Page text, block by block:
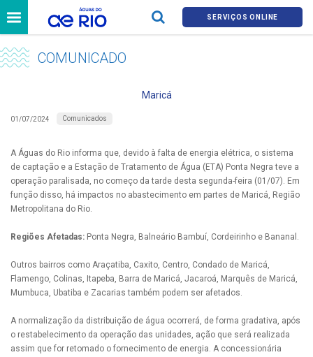
SERVIÇOS ONLINE
COMUNICADO
Maricá
01/07/2024 Comunicados
A Águas do Rio informa que, devido à falta de energia elétrica, o sistema
de captação e a Estação de Tratamento de Água (ETA) Ponta Negra teve a
operação paralisada, no começo da tarde desta segunda-feira (01/07). Em
função disso, há impactos no abastecimento em partes de Maricá, Região
Metropolitana do Rio.
Regiões Afetadas: Ponta Negra, Balneário Bambuí, Cordeirinho e Bananal.
Outros bairros como Araçatiba, Caxito, Centro, Condado de Maricá,
Flamengo, Colinas, Itapeba, Barra de Maricá, Jacaroá, Marquês de Maricá,
Mumbuca, Ubatiba e Zacarias também podem ser afetados.
A normalização da distribuição de água ocorrerá, de forma gradativa, após
o restabelecimento da operação das unidades, ação que será realizada
assim que for retomado o fornecimento de energia. A concessionária